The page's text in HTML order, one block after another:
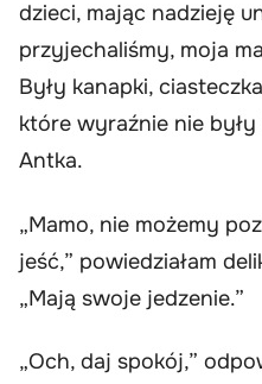
dzieci, mając nadzieję
przyjechaliśmy, moja
Były kanapki,
które wyraźnie nie
Antka.
„Mamo, nie możemy
jeść,” powiedziałam
„Mają swoje jedzenie.”
„Och, daj spokój,”